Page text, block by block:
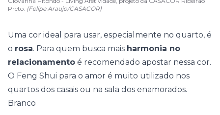
Preto. (Felipe Araujo/CASACOR)
Uma cor ideal para usar, especialmente no quarto, é
o rosa. Para quem busca mais harmonia no
relacionamento é recomendado apostar nessa cor.
O Feng Shui para o amor é muito utilizado nos
quartos dos casais ou na sala dos enamorados.
Branco